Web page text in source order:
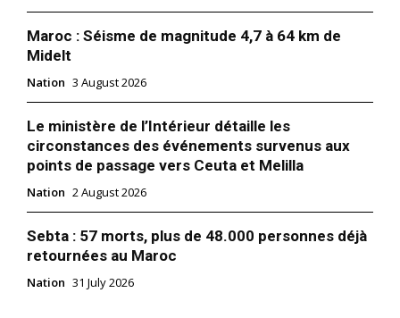
Maroc : Séisme de magnitude 4,7 à 64 km de
Midelt
Nation 3 August 2026
Le ministère de l’Intérieur détaille les
circonstances des événements survenus aux
points de passage vers Ceuta et Melilla
Nation 2 August 2026
Sebta : 57 morts, plus de 48.000 personnes déjà
retournées au Maroc
Nation 31 July 2026